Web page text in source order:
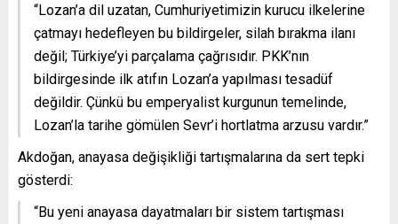
“Lozan’a dil uzatan, Cumhuriyetimizin kurucu ilkelerine
çatmayı hedefleyen bu bildirgeler, silah bırakma ilanı
değil; Türkiye’yi parçalama çağrısıdır. PKK’nın
bildirgesinde ilk atıfın Lozan’a yapılması tesadüf
değildir. Çünkü bu emperyalist kurgunun temelinde,
Lozan’la tarihe gömülen Sevr’i hortlatma arzusu vardır.”
Akdoğan, anayasa değişikliği tartışmalarına da sert tepki
gösterdi:
“Bu yeni anayasa dayatmaları bir sistem tartışması